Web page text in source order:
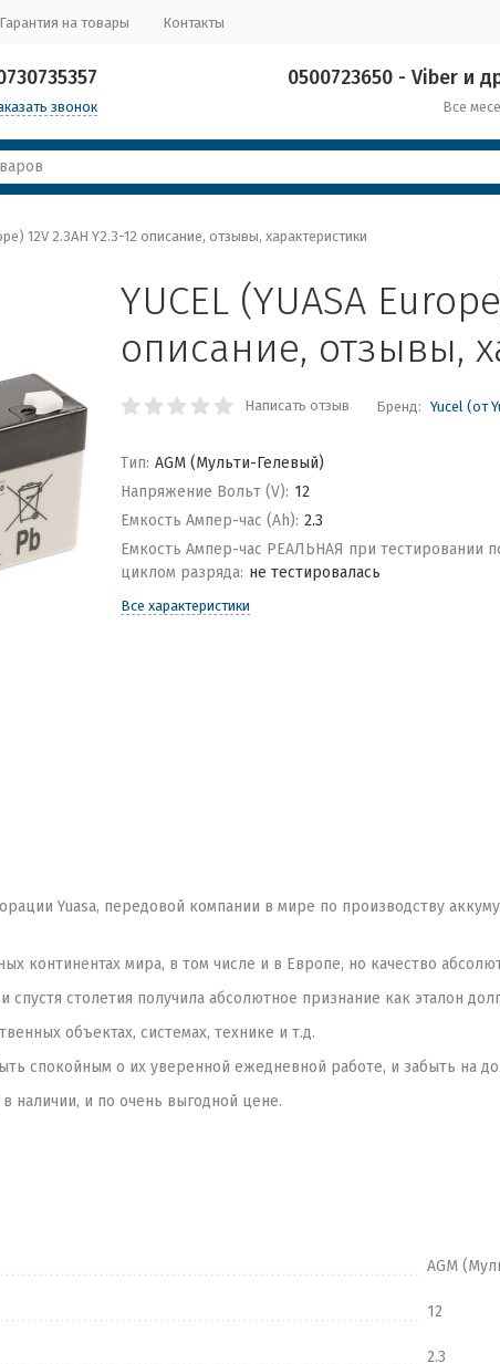
Гарантия на товары Контакты
звонок
0500723650 - Viber и
Все
12V 2.3AH Y2.3-12 описание, отзывы, характеристики
YUCEL (YUASA
описание, отзывы,
Написать отзыв Бренд: Yucel (от
Тип: AGM (Мульти-Гелевый)
Напряжение Вольт (V): 12
Емкость Ампер-час (Ah): 2.3
Емкость Ампер-час РЕАЛЬНАЯ при тестировании
циклом разряда: не тестировалась
Все характеристики
Yuasa, передовой компании в мире по производству
континентах мира, в том числе и в Европе, но качество
столетия получила абсолютное признание как эталон
объектах, системах, технике и т.д.
спокойным о их уверенной ежедневной работе, и забыть на
наличии, и по очень выгодной цене.
AGM
12
2.3